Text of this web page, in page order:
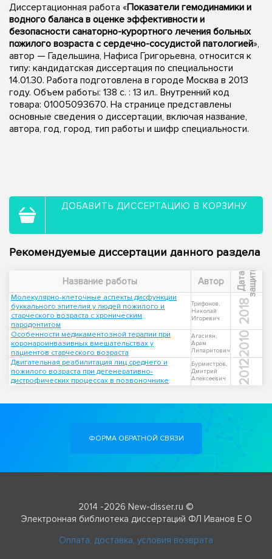
Диссертационная работа «Показатели гемодинамики и
водного баланса в оценке эффективности и
безопасности санаторно-курортного лечения больных
пожилого возраста с сердечно-сосудистой патологией»,
автор — Гадельшина, Нафиса Григорьевна, относится к
типу: кандидатская диссертация по специальности
14.01.30. Работа подготовлена в городе Москва в 2013
году. Объем работы: 138 с. : 13 ил.. Внутренний код
товара: 01005093670. На странице представлены
основные сведения о диссертации, включая название,
автора, год, город, тип работы и шифр специальности.
ДОБАВИТЬ ДИССЕРТАЦИЮ В КОРЗИНУ
Рекомендуемые диссертации данного раздела
Название работы Автор Д
а
т
а
з
а
щ
и
т ы
Молекулярно-клеточные аспекты дисфункции
буккального эпителия у людей пожилого и
старческого возраста с хроническим
пародонтитом
Трифонов,
Николай
Игоревич
2018
Особенности медикаментозной терапии при
коронароинвазивных вмешательствах у
пациентов старческого возраста
Агасиян,
Арам
Липаритович
2010
Двигательная реабилитация лиц среднего и
пожилого возраста при дегенеративно-
дистрофических процессах в позвоночнике
Бурмистров,
Дмитрий
Алексеевич
2012
ФОРМА ОБРАТНОЙ СВЯЗИ
2014 -2026 New-disser.ru ©
Электронная библиотека диссертаций ФЛ Иванов Е О
Оплата, доставка, условия возврата